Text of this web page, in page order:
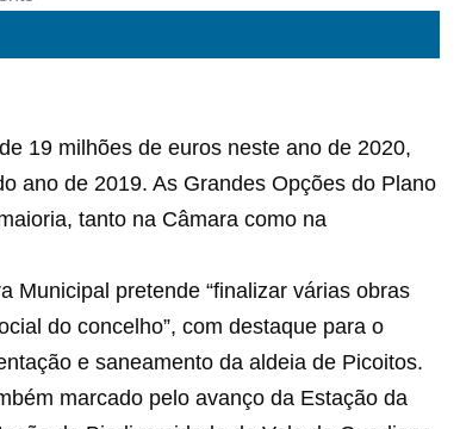
19 milhões de euros neste ano de 2020,
ano de 2019. As Grandes Opções do Plano
tanto na Câmara como na
Municipal pretende “finalizar várias obras
do concelho”, com destaque para o
e saneamento da aldeia de Picoitos.
marcado pelo avanço da Estação da